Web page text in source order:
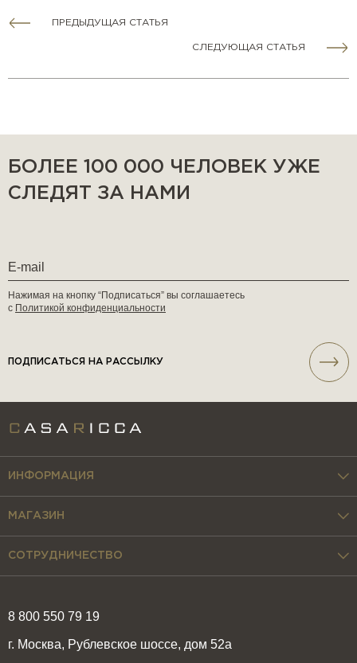
ПРЕДЫДУЩАЯ СТАТЬЯ
СЛЕДУЮЩАЯ СТАТЬЯ
БОЛЕЕ 100 000 ЧЕЛОВЕК УЖЕ
СЛЕДЯТ ЗА НАМИ
Нажимая на кнопку “Подписаться” вы соглашаетесь
с Политикой конфиденциальности
ПОДПИСАТЬСЯ НА РАССЫЛКУ
8 800 550 79 19
г. Москва, Рублевское шоссе, дом 52а
ИНФОРМАЦИЯ
МАГАЗИН
СОТРУДНИЧЕСТВО